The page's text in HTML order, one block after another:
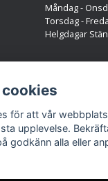
Måndag -
Torsdag -
Helgdagar
för att vår
upplevelse.
godkänn alla eller